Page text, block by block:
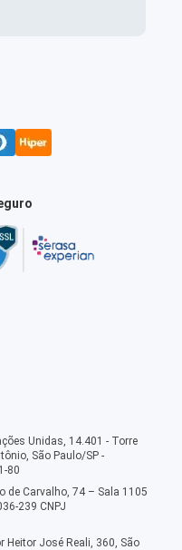
Unidas, 14.401 - Torre
São Paulo/SP -
80
de Carvalho, 74 – Sala 1105
239 CNPJ
Heitor José Reali, 360, São